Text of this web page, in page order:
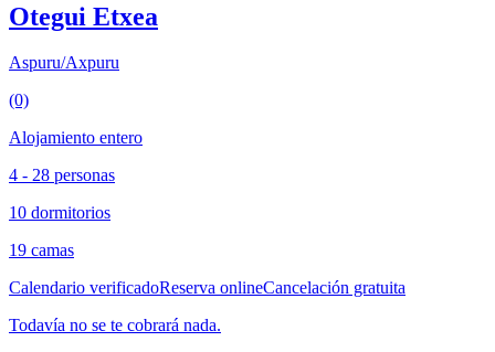
Otegui Etxea
Aspuru/Axpuru
(0)
Alojamiento entero
4 - 28 personas
10 dormitorios
19 camas
Calendario verificadoReserva onlineCancelación gratuita
Todavía no se te cobrará nada.